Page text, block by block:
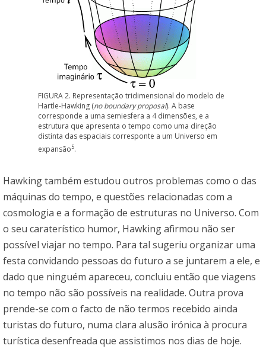
FIGURA 2. Representação tridimensional do modelo de
Hartle-Hawking (no boundary proposal). A base
corresponde a uma semiesfera a 4 dimensões, e a
estrutura que apresenta o tempo como uma direção
distinta das espaciais corresponte a um Universo em
expansão5.
Hawking também estudou outros problemas como o das
máquinas do tempo, e questões relacionadas com a
cosmologia e a formação de estruturas no Universo. Com
o seu caraterístico humor, Hawking afirmou não ser
possível viajar no tempo. Para tal sugeriu organizar uma
festa convidando pessoas do futuro a se juntarem a ele, e
dado que ninguém apareceu, concluiu então que viagens
no tempo não são possíveis na realidade. Outra prova
prende-se com o facto de não termos recebido ainda
turistas do futuro, numa clara alusão irónica à procura
turística desenfreada que assistimos nos dias de hoje.